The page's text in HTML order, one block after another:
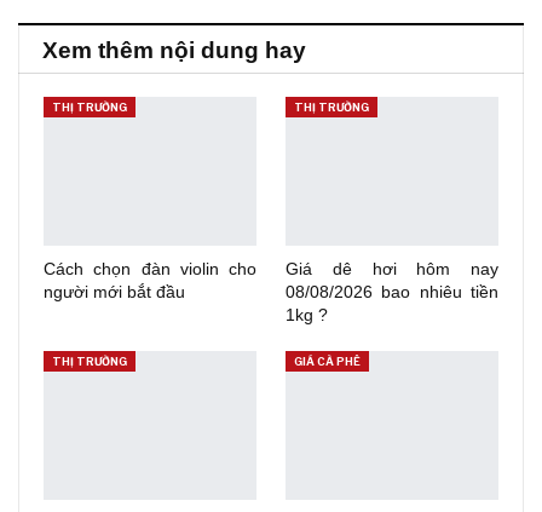
Xem thêm nội dung hay
THỊ TRƯỜNG
Cách chọn đàn violin cho
người mới bắt đầu
THỊ TRƯỜNG
Giá dê hơi hôm nay
08/08/2026 bao nhiêu tiền
1kg ?
THỊ TRƯỜNG GIÁ CÀ PHÊ